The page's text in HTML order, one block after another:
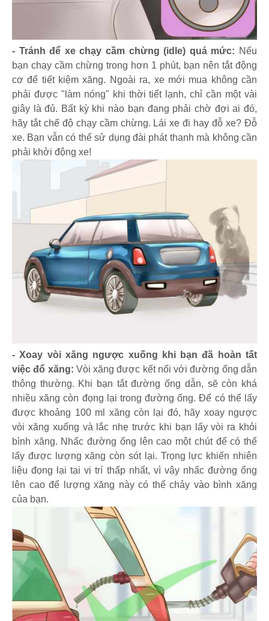
- Tránh để xe chạy cầm chừng (idle) quá mức: Nếu
bạn chạy cầm chừng trong hơn 1 phút, bạn nên tắt động
cơ để tiết kiệm xăng. Ngoài ra, xe mới mua không cần
phải được "làm nóng" khi thời tiết lạnh, chỉ cần một vài
giây là đủ. Bất kỳ khi nào bạn đang phải chờ đợi ai đó,
hãy tắt chế độ chạy cầm chừng. Lái xe đi hay đỗ xe? Đỗ
xe. Bạn vẫn có thể sử dụng đài phát thanh mà không cần
phải khởi động xe!
- Xoay vòi xăng ngược xuống khi bạn đã hoàn tất
việc đổ xăng: Vòi xăng được kết nối với đường ống dẫn
thông thường. Khi bạn tắt đường ống dẫn, sẽ còn khá
nhiều xăng còn đọng lại trong đường ống. Để có thể lấy
được khoảng 100 ml xăng còn lại đó, hãy xoay ngược
vòi xăng xuống và lắc nhẹ trước khi bạn lấy vòi ra khỏi
bình xăng. Nhấc đường ống lên cao một chút để có thể
lấy được lượng xăng còn sót lại. Trọng lực khiến nhiên
liệu đọng lại tại vị trí thấp nhất, vì vậy nhấc đường ống
lên cao để lượng xăng này có thể chảy vào bình xăng
của bạn.